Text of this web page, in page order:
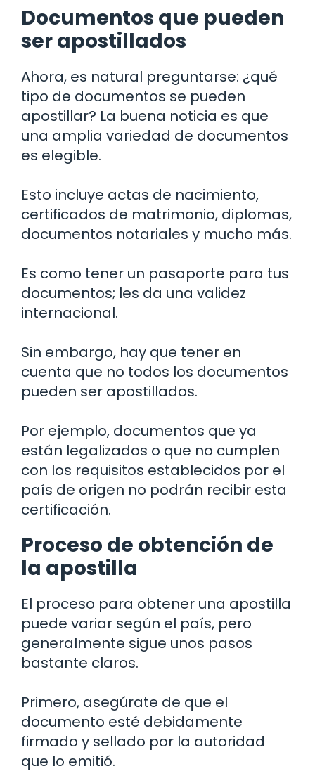
Documentos que pueden
ser apostillados
Ahora, es natural preguntarse: ¿qué
tipo de documentos se pueden
apostillar? La buena noticia es que
una amplia variedad de documentos
es elegible.
Esto incluye actas de nacimiento,
certificados de matrimonio, diplomas,
documentos notariales y mucho más.
Es como tener un pasaporte para tus
documentos; les da una validez
internacional.
Sin embargo, hay que tener en
cuenta que no todos los documentos
pueden ser apostillados.
Por ejemplo, documentos que ya
están legalizados o que no cumplen
con los requisitos establecidos por el
país de origen no podrán recibir esta
certificación.
Proceso de obtención de
la apostilla
El proceso para obtener una apostilla
puede variar según el país, pero
generalmente sigue unos pasos
bastante claros.
Primero, asegúrate de que el
documento esté debidamente
firmado y sellado por la autoridad
que lo emitió.